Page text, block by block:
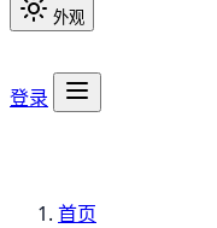
外观
登录
首页